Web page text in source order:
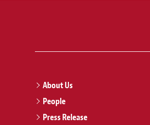
About Us
People
Press Release